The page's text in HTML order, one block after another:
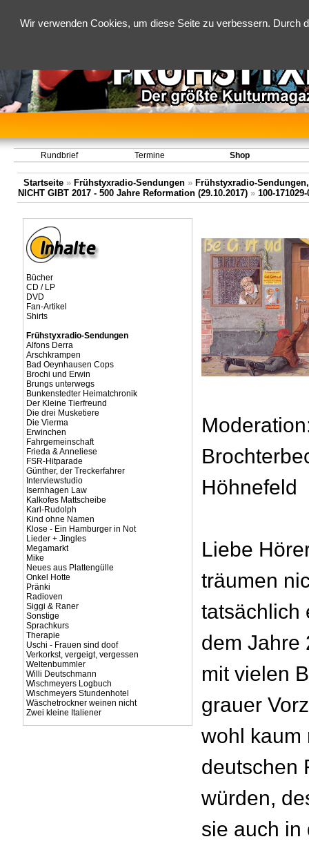
Wir verwenden Cookies, um diese Seite zu verbessern.
Rundbrief Termine Shop
Startseite» Frühstyxradio-Sendungen» Frühstyxradio-
NICHT GIBT 2017 - 500 Jahre Reformation (29.10.2017)» 100-171029-
Bücher
CD / LP
DVD
Fan-Artikel
Shirts
Frühstyxradio-Sendungen
Alfons Derra
Arschkrampen
Bad Oeynhausen Cops
Brochi und Erwin
Brungs unterwegs
Bunkenstedter Heimatchronik
Der Kleine Tierfreund
Die drei Musketiere
Die Vierma
Erwinchen
Fahrgemeinschaft
Frieda & Anneliese
FSR-Hitparade
Günther, der Treckerfahrer
Interviewstudio
Isernhagen Law
Kalkofes Mattscheibe
Karl-Rudolph
Kind ohne Namen
Klose - Ein Hamburger in Not
Lieder + Jingles
Megamarkt
Mike
Neues aus Plattengülle
Onkel Hotte
Pränki
Radioven
Siggi & Raner
Sonstige
Sprachkurs
Therapie
Uschi - Frauen sind doof
Verkorkst, vergeigt, vergessen
Weltenbummler
Willi Deutschmann
Wischmeyers Logbuch
Wischmeyers Stundenhotel
Wäschetrockner weinen nicht
Zwei kleine Italiener
Höhnefeld
Liebe
träumen
tatsächlich
dem Jahre
mit vielen
grauer
wohl kaum
deutschen
würden,
sie auch in